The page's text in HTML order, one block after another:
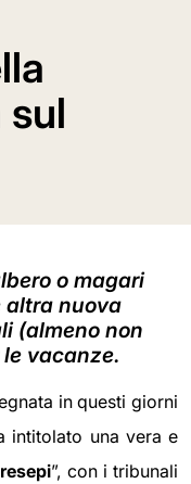
o magari
altra nuova
(almeno non
vacanze.
in questi giorni
intitolato una vera e
”, con i tribunali